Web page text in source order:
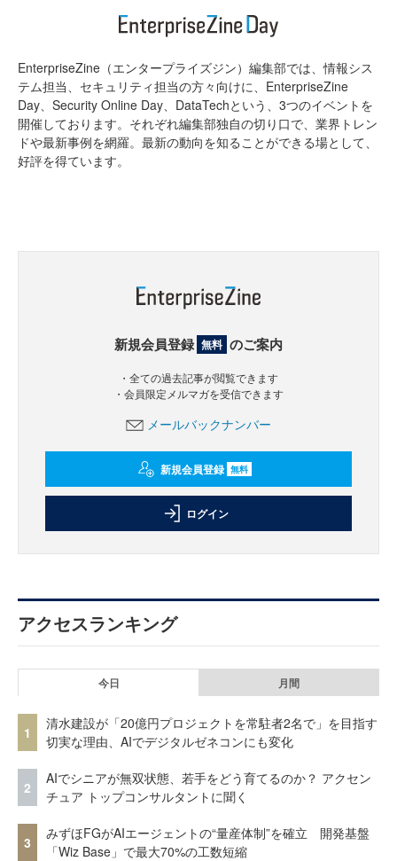
EnterpriseZine（エンタープライズジン）編集部では、情報シス
テム担当、セキュリティ担当の方々向けに、EnterpriseZine
Day、Security Online Day、DataTechという、3つのイベントを
開催しております。それぞれ編集部独自の切り口で、業界トレン
ドや最新事例を網羅。最新の動向を知ることができる場として、
好評を得ています。
新規会員登録 無料 のご案内
・全ての過去記事が閲覧できます
・会員限定メルマガを受信できます
メールバックナンバー
新規会員登録 無料
ログイン
アクセスランキング
今日 月間
1
清水建設が「20億円プロジェクトを常駐者2名で」を目指す
切実な理由、AIでデジタルゼネコンにも変化
2
AIでシニアが無双状態、若手をどう育てるのか？ アクセン
チュア トップコンサルタントに聞く
3
みずほFGがAIエージェントの“量産体制”を確立 開発基盤
「Wiz Base」で最大70%の工数短縮